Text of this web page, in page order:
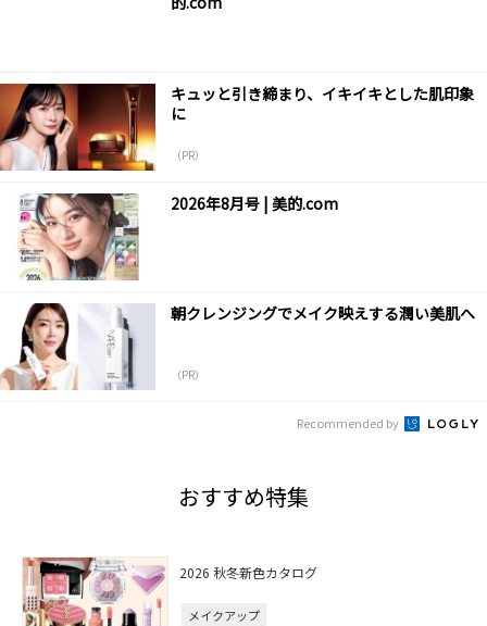
キュッと引き締まり、イキイキとした肌印象
に
（PR）
2026年8月号 | 美的.com
朝クレンジングでメイク映えする潤い美肌へ
（PR）
Recommended by
おすすめ特集
2026 秋冬新色カタログ
メイクアップ